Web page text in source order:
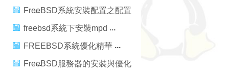
FreeBSD系統安裝配置之配置
篇
freebsd系統下安裝mpd
FREEBSD系統優化精華
FreeBSD服務器的安裝與優化